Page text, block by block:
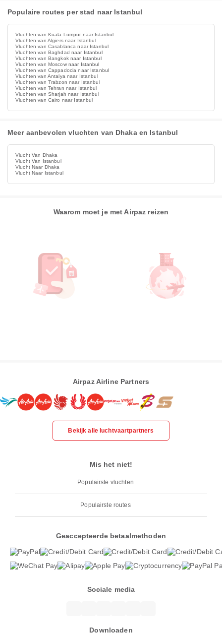
Populaire routes per stad naar Istanbul
Vluchten van Kuala Lumpur naar Istanbul
Vluchten van Algiers naar Istanbul
Vluchten van Casablanca naar Istanbul
Vluchten van Baghdad naar Istanbul
Vluchten van Bangkok naar Istanbul
Vluchten van Moscow naar Istanbul
Vluchten van Cappadocia naar Istanbul
Vluchten van Antalya naar Istanbul
Vluchten van Trabzon naar Istanbul
Vluchten van Tehran naar Istanbul
Vluchten van Sharjah naar Istanbul
Vluchten van Cairo naar Istanbul
Meer aanbevolen vluchten van Dhaka en Istanbul
Vlucht Van Dhaka
Vlucht Van Istanbul
Vlucht Naar Dhaka
Vlucht Naar Istanbul
Waarom moet je met Airpaz reizen
Airpaz Airline Partners
Bekijk alle luchtvaartpartners
Mis het niet!
Populairste vluchten
Populairste routes
Geaccepteerde betaalmethoden
Sociale media
Downloaden